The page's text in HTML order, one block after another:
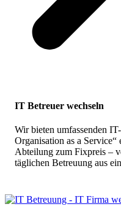
IT Betreuer wechseln
Wir bieten umfassenden
Organisation as a
Abteilung zum Fixpreis –
täglichen Betreuung aus